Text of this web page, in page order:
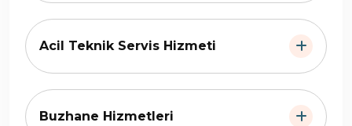
Acil Teknik Servis Hizmeti
Buzhane Hizmetleri